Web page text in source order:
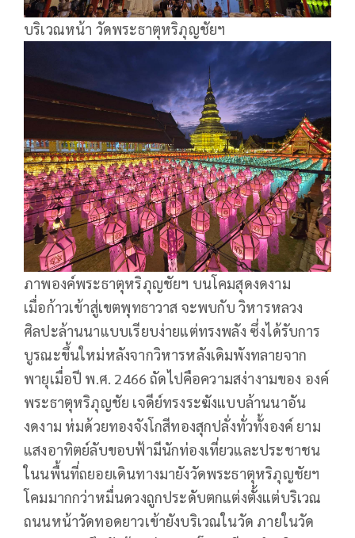
บริเวณหน้า วัดพระธาตุหริภุญชัยฯ
ภาพองค์พระธาตุหริภุญชัยฯ บนโคมสุดงดงาม
เมื่อก้าวเข้าสู่เขตพุทธาวาส จะพบกับ วิหารหลวง
ศิลปะล้านนาแบบเรียบง่ายแต่ทรงพลัง ซึ่งได้รับการ
บูรณะขึ้นใหม่หลังจากวิหารหลังเดิมพังทลายจาก
พายุเมื่อปี พ.ศ. 2466 ถัดไปคือความสง่างามของ องค์
พระธาตุหริภุญชัย เจดีย์ทรงระฆังแบบล้านนาอัน
งดงาม ห่มด้วยทองจังโกสีทองสุกปลั่งทั่วทั้งองค์ ยาม
แสงอาทิตย์ลับขอบฟ้ามีนักท่องเที่ยวและประชาชน
ในนพื้นที่ถยอยเดินทางมายังวัดพระธาตุหริภุญชัยฯ
โคมมากกว่าหมื่นดวงถูกประดับตกแต่งตั้งแต่บริเวณ
ถนนหน้าวัดทอดยาวเข้ายังบริเวณในวัด ภายในวัด